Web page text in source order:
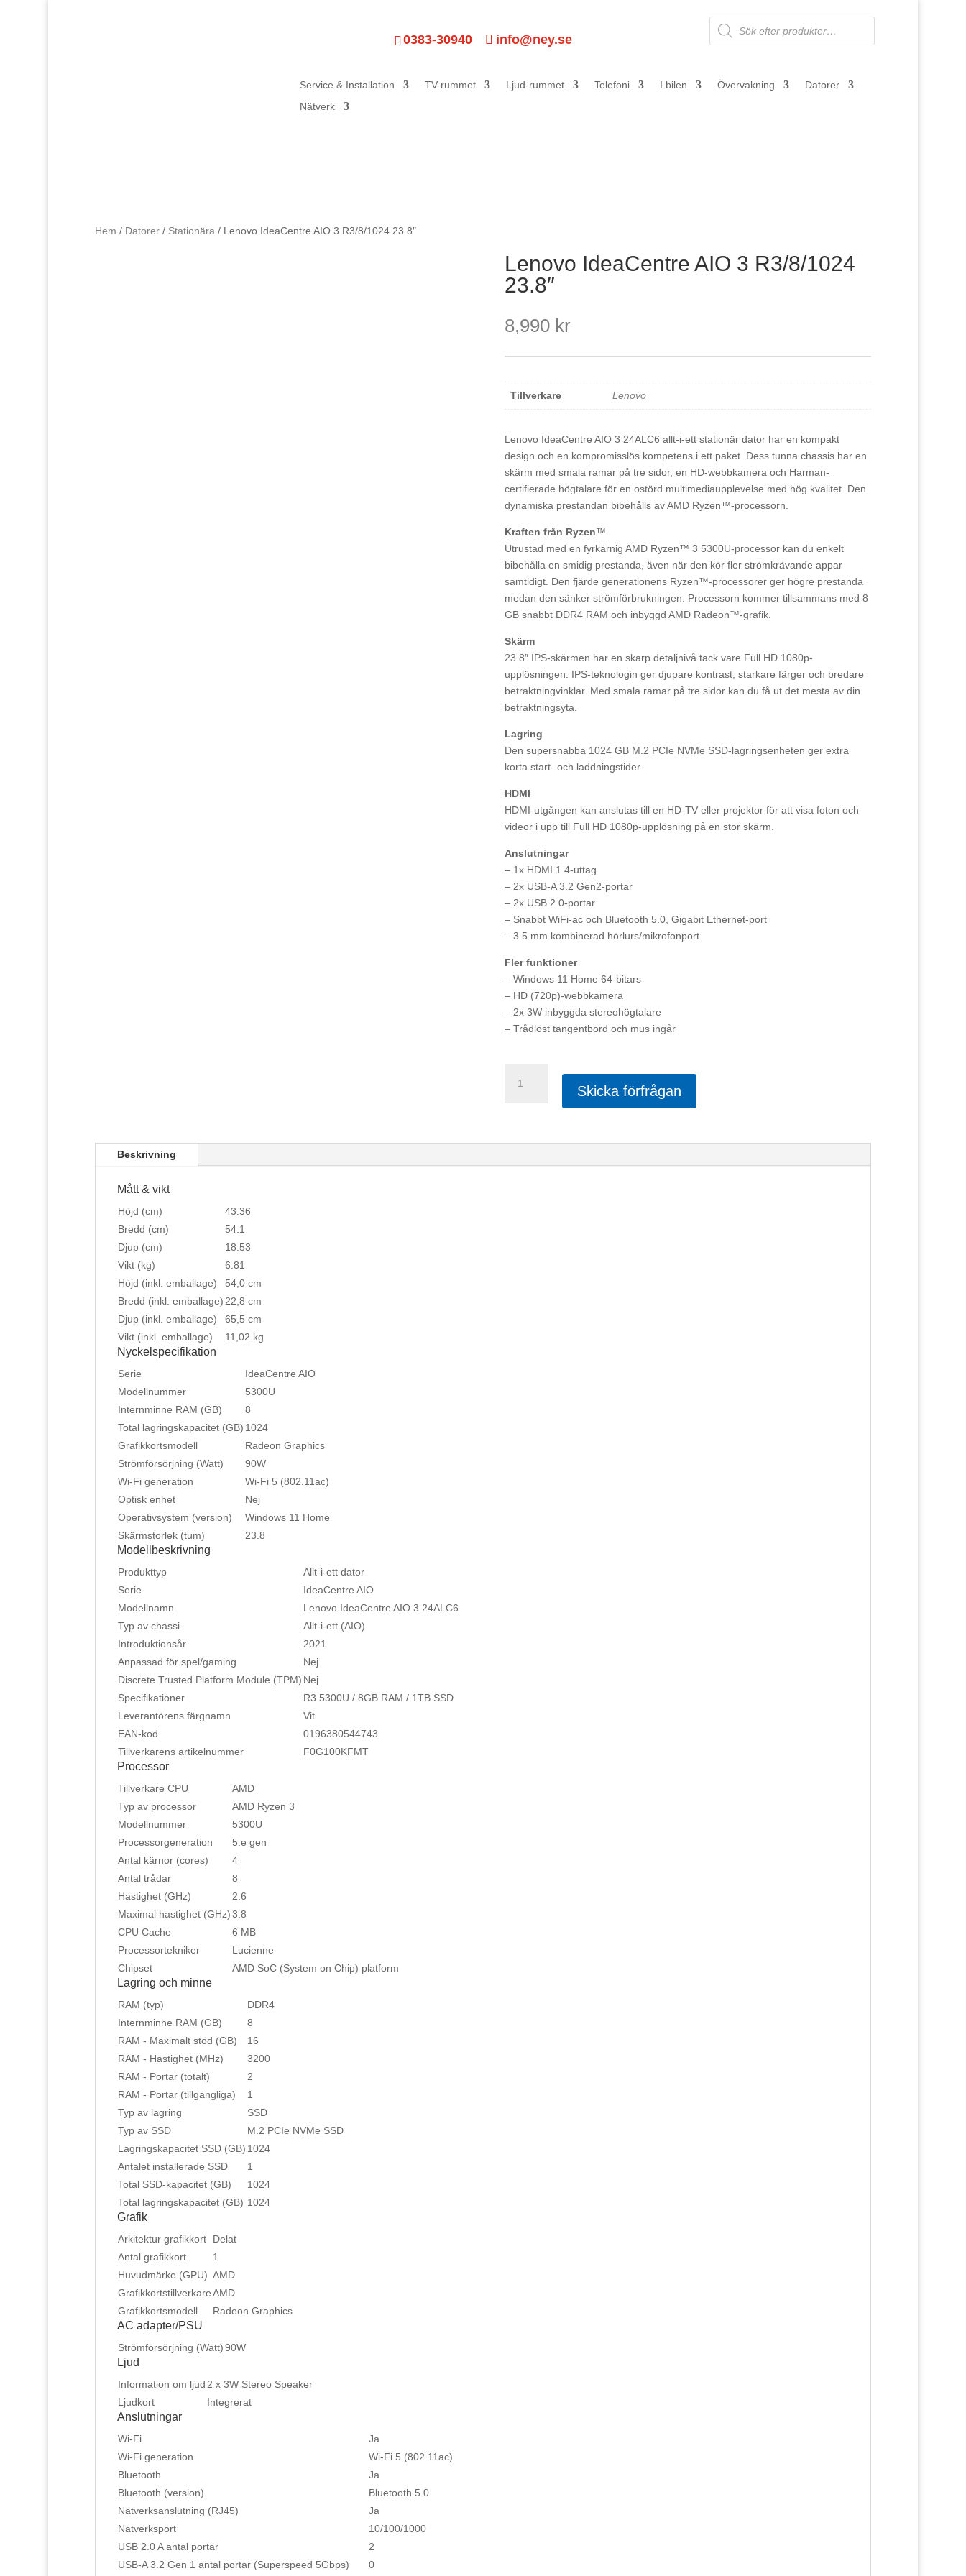
0383-30940 info@ney.se
Products
search
Service & Installation TV-rummet Ljud-rummet Telefoni I bilen Övervakning
Datorer
Nätverk
Hem / Datorer / Stationära / Lenovo IdeaCentre AIO 3 R3/8/1024 23.8″
Lenovo IdeaCentre AIO 3 R3/8/1024
23.8″
8,990 kr
Tillverkare Lenovo
Lenovo IdeaCentre AIO 3 24ALC6 allt-i-ett stationär dator har en kompakt
design och en kompromisslös kompetens i ett paket. Dess tunna chassis har en
skärm med smala ramar på tre sidor, en HD-webbkamera och Harman-
certifierade högtalare för en ostörd multimediaupplevelse med hög kvalitet. Den
dynamiska prestandan bibehålls av AMD Ryzen™-processorn.
Kraften från Ryzen™
Utrustad med en fyrkärnig AMD Ryzen™ 3 5300U-processor kan du enkelt
bibehålla en smidig prestanda, även när den kör fler strömkrävande appar
samtidigt. Den fjärde generationens Ryzen™-processorer ger högre prestanda
medan den sänker strömförbrukningen. Processorn kommer tillsammans med 8
GB snabbt DDR4 RAM och inbyggd AMD Radeon™-grafik.
Skärm
23.8″ IPS-skärmen har en skarp detaljnivå tack vare Full HD 1080p-
upplösningen. IPS-teknologin ger djupare kontrast, starkare färger och bredare
betraktningvinklar. Med smala ramar på tre sidor kan du få ut det mesta av din
betraktningsyta.
Lagring
Den supersnabba 1024 GB M.2 PCIe NVMe SSD-lagringsenheten ger extra
korta start- och laddningstider.
HDMI
HDMI-utgången kan anslutas till en HD-TV eller projektor för att visa foton och
videor i upp till Full HD 1080p-upplösning på en stor skärm.
Anslutningar
– 1x HDMI 1.4-uttag
– 2x USB-A 3.2 Gen2-portar
– 2x USB 2.0-portar
– Snabbt WiFi-ac och Bluetooth 5.0, Gigabit Ethernet-port
– 3.5 mm kombinerad hörlurs/mikrofonport
Fler funktioner
– Windows 11 Home 64-bitars
– HD (720p)-webbkamera
– 2x 3W inbyggda stereohögtalare
– Trådlöst tangentbord och mus ingår
IdeaCentre
Skicka förfrågan
Beskrivning
Mått & vikt
Höjd (cm)
43.36
Bredd (cm)
54.1
Djup (cm)
18.53
Vikt (kg)
6.81
Höjd (inkl. emballage)
54,0 cm
Bredd (inkl. emballage) 22,8 cm
Djup (inkl. emballage)
65,5 cm
Vikt (inkl. emballage)
11,02 kg
Nyckelspecifikation
Serie
IdeaCentre AIO
Modellnummer
5300U
Internminne RAM (GB)
8
Total lagringskapacitet (GB) 1024
Grafikkortsmodell
Radeon Graphics
Strömförsörjning (Watt)
90W
Wi-Fi generation
Wi-Fi 5 (802.11ac)
Optisk enhet
Nej
Operativsystem (version)
Windows 11 Home
Skärmstorlek (tum)
23.8
Modellbeskrivning
Produkttyp
Allt-i-ett dator
Serie
IdeaCentre AIO
Modellnamn
Lenovo IdeaCentre AIO 3 24ALC6
Typ av chassi
Allt-i-ett (AIO)
Introduktionsår
2021
Anpassad för spel/gaming
Nej
Discrete Trusted Platform Module (TPM) Nej
Specifikationer
R3 5300U / 8GB RAM / 1TB SSD
Leverantörens färgnamn
Vit
EAN-kod
0196380544743
Tillverkarens artikelnummer
F0G100KFMT
Processor
Tillverkare CPU
AMD
Typ av processor
AMD Ryzen 3
Modellnummer
5300U
Processorgeneration
5:e gen
Antal kärnor (cores)
4
Antal trådar
8
Hastighet (GHz)
2.6
Maximal hastighet (GHz)3.8
CPU Cache
6 MB
Processortekniker
Lucienne
Chipset
AMD SoC (System on Chip) platform
Lagring och minne
RAM (typ)
DDR4
Internminne RAM (GB)
8
RAM - Maximalt stöd (GB)
16
RAM - Hastighet (MHz)
3200
RAM - Portar (totalt)
2
RAM - Portar (tillgängliga)
1
Typ av lagring
SSD
Typ av SSD
M.2 PCIe NVMe SSD
Lagringskapacitet SSD (GB) 1024
Antalet installerade SSD
1
Total SSD-kapacitet (GB)
1024
Total lagringskapacitet (GB) 1024
Grafik
Arkitektur grafikkort
Delat
Antal grafikkort
1
Huvudmärke (GPU) AMD
GrafikkortstillverkareAMD
Grafikkortsmodell
Radeon Graphics
AC adapter/PSU
Strömförsörjning (Watt)90W
Ljud
Information om ljud 2 x 3W Stereo Speaker
Ljudkort
Integrerat
Anslutningar
Wi-Fi
Ja
Wi-Fi generation
Wi-Fi 5 (802.11ac)
Bluetooth
Ja
Bluetooth (version)
Bluetooth 5.0
Nätverksanslutning (RJ45)
Ja
Nätverksport
10/100/1000
USB 2.0 A antal portar
2
USB-A 3.2 Gen 1 antal portar (Superspeed 5Gbps)
0